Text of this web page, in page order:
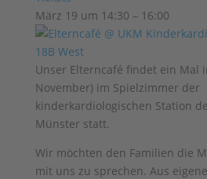
März 19 um 14:30 – 16:00
Unser Elterncafé findet ein Mal
November) im Spielzimmer der
kinderkardiologischen Station
Münster statt.
Wir möchten den Familien die
mit uns zu sprechen. Aus